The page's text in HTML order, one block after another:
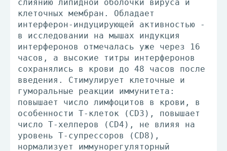
слиянию липидной оболочки вируса и
клеточных мембран. Обладает
интерферон-индуцирующей активностью -
в исследовании на мышах индукция
интерферонов отмечалась уже через 16
часов, а высокие титры интерферонов
сохранялись в крови до 48 часов после
введения. Стимулирует клеточные и
гуморальные реакции иммунитета:
повышает число лимфоцитов в крови, в
особенности Т-клеток (CD3), повышает
число Т-хелперов (CD4), не влияя на
уровень Т-супрессоров (CD8),
нормализует иммунорегуляторный